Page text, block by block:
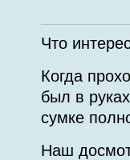
Что
Когда
был в
сумке
Наш